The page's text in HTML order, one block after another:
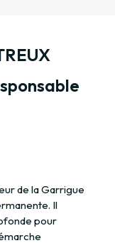
de la Garrigue
Il
pour